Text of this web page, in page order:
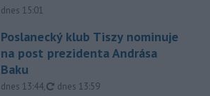
dnes 15:01
Poslanecký klub Tiszy nominuje
na post prezidenta Andrása
Baku
dnes 13:44, aktualizované
dnes 13:59